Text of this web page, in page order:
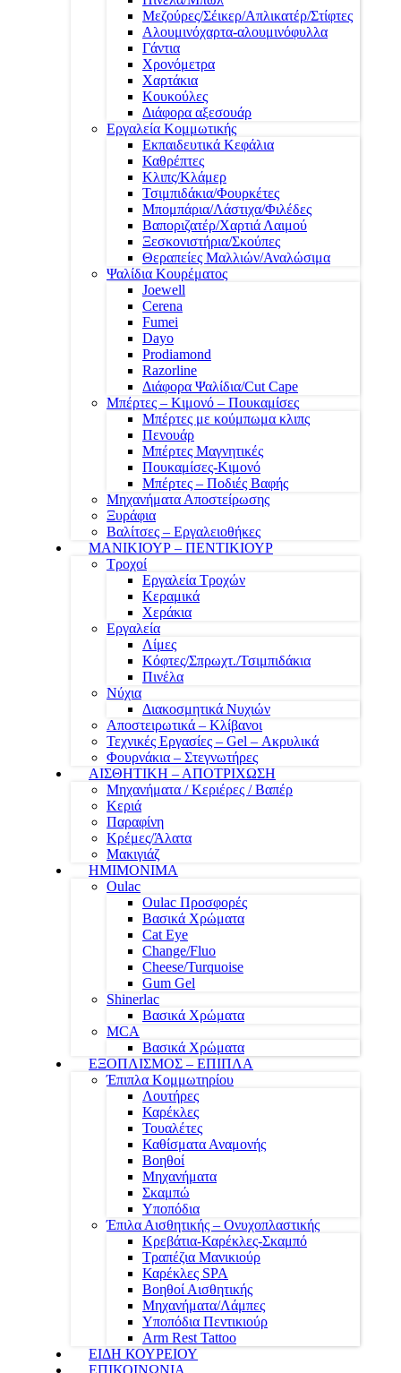
Μεζούρες/Σέικερ/Απλικατέρ/Στίφτες
Αλουμινόχαρτα-αλουμινόφυλλα
Γάντια
Χρονόμετρα
Χαρτάκια
Κουκούλες
Διάφορα αξεσουάρ
Εργαλεία Κομμωτικής
Εκπαιδευτικά Κεφάλια
Καθρέπτες
Κλιπς/Κλάμερ
Τσιμπιδάκια/Φουρκέτες
Μπομπάρια/Λάστιχα/Φιλέδες
Βαποριζατέρ/Χαρτιά Λαιμού
Ξεσκονιστήρια/Σκούπες
Θεραπείες Μαλλιών/Αναλώσιμα
Ψαλίδια Κουρέματος
Joewell
Cerena
Fumei
Dayo
Prodiamond
Razorline
Διάφορα Ψαλίδια/Cut Cape
Μπέρτες – Κιμονό – Πουκαμίσες
Μπέρτες με κούμπωμα κλιπς
Πενουάρ
Μπέρτες Μαγνητικές
Πουκαμίσες-Κιμονό
Μπέρτες – Ποδιές Βαφής
Μηχανήματα Αποστείρωσης
Ξυράφια
Βαλίτσες – Εργαλειοθήκες
ΜΑΝΙΚΙΟΥΡ – ΠΕΝΤΙΚΙΟΥΡ
Τροχοί
Εργαλεία Τροχών
Κεραμικά
Χεράκια
Εργαλεία
Λίμες
Κόφτες/Σπρωχτ./Τσιμπιδάκια
Πινέλα
Νύχια
Διακοσμητικά Νυχιών
Αποστειρωτικά – Κλίβανοι
Τεχνικές Εργασίες – Gel – Ακρυλικά
Φουρνάκια – Στεγνωτήρες
ΑΙΣΘΗΤΙΚΗ – ΑΠΟΤΡΙΧΩΣΗ
Μηχανήματα / Κεριέρες / Βαπέρ
Κεριά
Παραφίνη
Κρέμες/Άλατα
Μακιγιάζ
ΗΜΙΜΟΝΙΜΑ
Oulac
Oulac Προσφορές
Βασικά Χρώματα
Cat Eye
Change/Fluo
Cheese/Turquoise
Gum Gel
Shinerlac
Βασικά Χρώματα
MCA
Βασικά Χρώματα
ΕΞΟΠΛΙΣΜΟΣ – ΕΠΙΠΛΑ
Έπιπλα Κομμωτηρίου
Λουτήρες
Καρέκλες
Τουαλέτες
Καθίσματα Αναμονής
Βοηθοί
Μηχανήματα
Σκαμπώ
Υποπόδια
Έπιλα Αισθητικής – Ονυχοπλαστικής
Κρεβάτια-Καρέκλες-Σκαμπό
Τραπέζια Μανικιούρ
Καρέκλες SPA
Βοηθοί Αισθητικής
Μηχανήματα/Λάμπες
Υποπόδια Πεντικιούρ
Arm Rest Tattoo
ΕΙΔΗ ΚΟΥΡΕΙΟΥ
ΕΠΙΚΟΙΝΩΝΙΑ